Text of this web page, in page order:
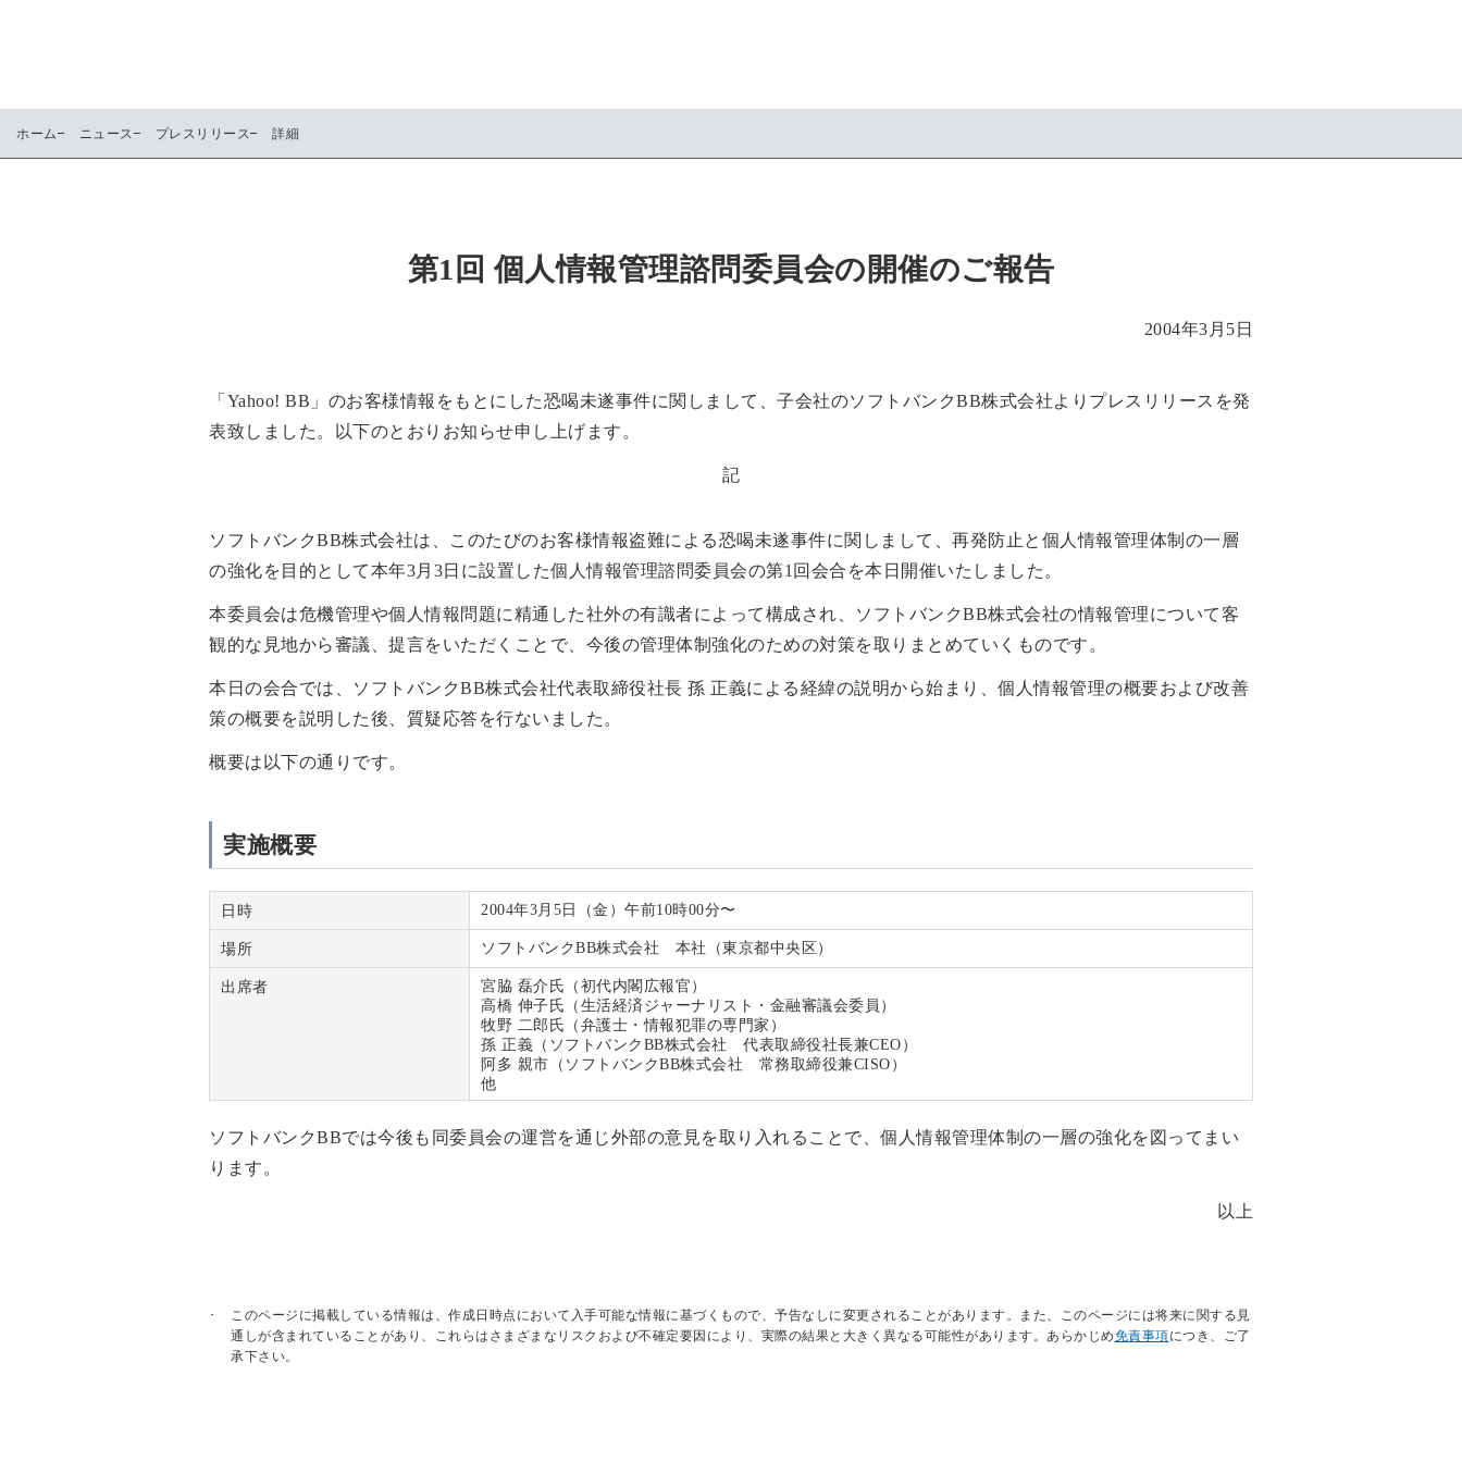
ホーム ニュース プレスリリース 詳細
第1回 個人情報管理諮問委員会の開催のご報告
2004年3月5日
「Yahoo! BB」のお客様情報をもとにした恐喝未遂事件に関しまして、子会社のソフトバンクBB株式会社よりプレスリリースを発
表致しました。以下のとおりお知らせ申し上げます。
記
ソフトバンクBB株式会社は、このたびのお客様情報盗難による恐喝未遂事件に関しまして、再発防止と個人情報管理体制の一層
の強化を目的として本年3月3日に設置した個人情報管理諮問委員会の第1回会合を本日開催いたしました。
本委員会は危機管理や個人情報問題に精通した社外の有識者によって構成され、ソフトバンクBB株式会社の情報管理について客
観的な見地から審議、提言をいただくことで、今後の管理体制強化のための対策を取りまとめていくものです。
本日の会合では、ソフトバンクBB株式会社代表取締役社長 孫 正義による経緯の説明から始まり、個人情報管理の概要および改善
策の概要を説明した後、質疑応答を行ないました。
概要は以下の通りです。
実施概要
日時 2004年3月5日（金）午前10時00分〜
場所 ソフトバンクBB株式会社 本社（東京都中央区）
出席者
宮脇 磊介氏（初代内閣広報官）
高橋 伸子氏（生活経済ジャーナリスト・金融審議会委員）
牧野 二郎氏（弁護士・情報犯罪の専門家）
孫 正義（ソフトバンクBB株式会社 代表取締役社長兼CEO）
阿多 親市（ソフトバンクBB株式会社 常務取締役兼CISO）
他
ソフトバンクBBでは今後も同委員会の運営を通じ外部の意見を取り入れることで、個人情報管理体制の一層の強化を図ってまい
ります。
以上
このページに掲載している情報は、作成日時点において入手可能な情報に基づくもので、予告なしに変更されることがあります。また、このページには将来に関する見
通しが含まれていることがあり、これらはさまざまなリスクおよび不確定要因により、実際の結果と大きく異なる可能性があります。あらかじめ免責事項につき、ご了
承下さい。